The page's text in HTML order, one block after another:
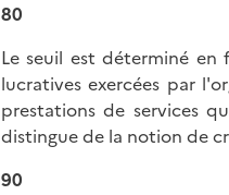
80
Le seuil est déterminé
lucratives exercées par
prestations de services
distingue de la notion de
90